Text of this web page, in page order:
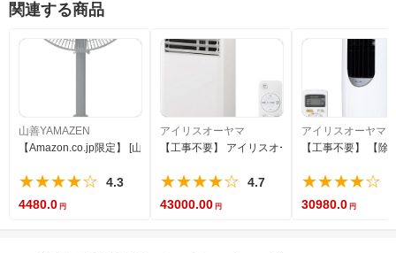
関連する商品
山善YAMAZEN
【Amazon.co.jp限定】 [山善] 扇風機 リビング 押しボタンスイッチ 風量調節3
★★★★☆
4.3
4480.0
アイリスオーヤマ
【工事不要】 アイリスオーヤマ ポータブルク
★★★★☆
4.7
43000.00
アイリスオーヤマ
【工事不要】 【
★★★★☆
30980.0